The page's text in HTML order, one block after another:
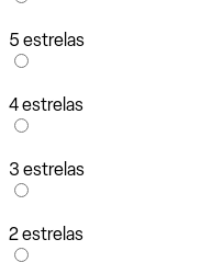
5 estrelas
4 estrelas
3 estrelas
2 estrelas